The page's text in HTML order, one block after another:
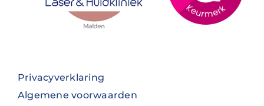
Privacyverklaring
Algemene voorwaarden